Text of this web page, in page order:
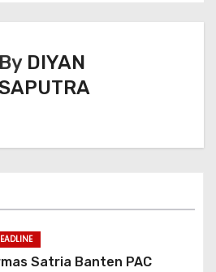
By DIYAN
Satria Banten PAC